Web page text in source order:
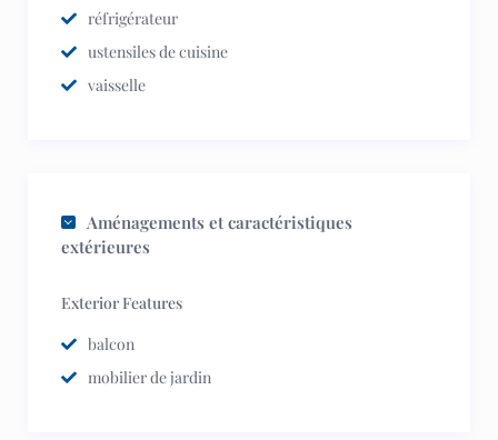
réfrigérateur
ustensiles de cuisine
vaisselle
Aménagements et caractéristiques
extérieures
Exterior Features
balcon
mobilier de jardin